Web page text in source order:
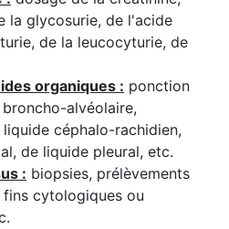
la glycosurie, de l'acide
de la leucocyturie, de
organiques : ponction
alvéolaire,
céphalo-rachidien,
de liquide pleural, etc.
: biopsies, prélèvements
cytologiques ou